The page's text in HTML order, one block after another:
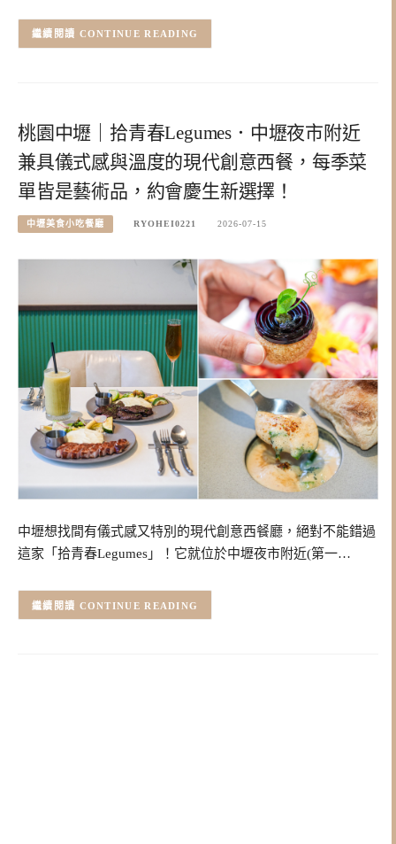
CONTINUE READING
桃園中壢｜拾青春Legumes．中壢夜市附近
兼具儀式感與溫度的現代創意西餐，每季菜
單皆是藝術品，約會慶生新選擇！
中壢美食小吃餐廳 RYOHEI0221 2026-07-15
中壢想找間有儀式感又特別的現代創意西餐廳，絕對不能錯過
這家「拾青春Legumes」！它就位於中壢夜市附近(第一…
CONTINUE READING